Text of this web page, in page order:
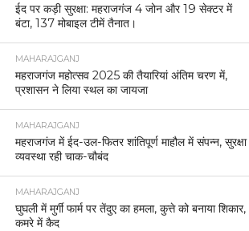
ईद पर कड़ी सुरक्षा: महराजगंज 4 जोन और 19 सेक्टर में
बंटा, 137 मोबाइल टीमें तैनात।
MAHARAJGANJ
महराजगंज महोत्सव 2025 की तैयारियां अंतिम चरण में,
प्रशासन ने लिया स्थल का जायजा
MAHARAJGANJ
महराजगंज में ईद-उल-फितर शांतिपूर्ण माहौल में संपन्न, सुरक्षा
व्यवस्था रही चाक-चौबंद
MAHARAJGANJ
घुघली में मुर्गी फार्म पर तेंदुए का हमला, कुत्ते को बनाया शिकार,
कमरे में कैद